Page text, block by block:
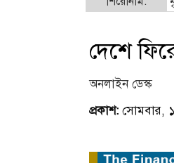
দেশে
অনলাইন ডেস্ক
প্রকাশ: সোমবার,